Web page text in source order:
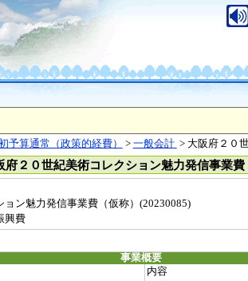
予算通常（政策的経費） > 一般会計 > 大阪府２０
２０世紀美術コレクション魅力発信事業費
ョン魅力発信事業費（仮称）(20230085)
興費
事業概要
内容